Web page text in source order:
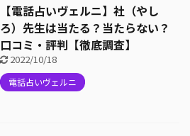
【電話占いヴェルニ】社（やし
ろ）先生は当たる？当たらない？
口コミ・評判【徹底調査】
2022/10/18
電話占いヴェルニ